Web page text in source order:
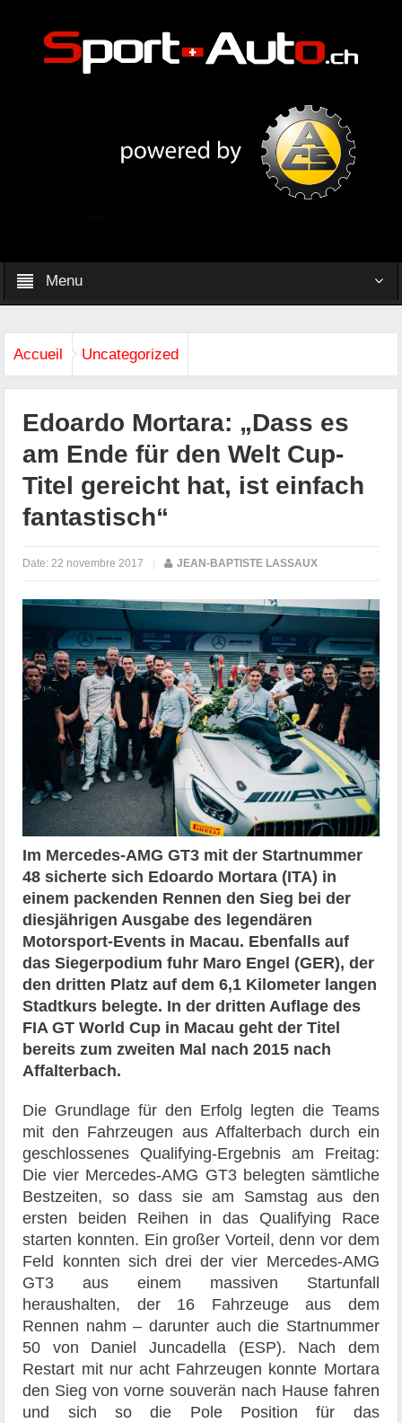
Menu
Accueil Uncategorized
Edoardo Mortara: „Dass es
am Ende für den Welt Cup-
Titel gereicht hat, ist einfach
fantastisch“
Date: 22 novembre 2017 | JEAN-BAPTISTE LASSAUX
Im Mercedes-AMG GT3 mit der Startnummer
48 sicherte sich Edoardo Mortara (ITA) in
einem packenden Rennen den Sieg bei der
diesjährigen Ausgabe des legendären
Motorsport-Events in Macau. Ebenfalls auf
das Siegerpodium fuhr Maro Engel (GER), der
den dritten Platz auf dem 6,1 Kilometer langen
Stadtkurs belegte. In der dritten Auflage des
FIA GT World Cup in Macau geht der Titel
bereits zum zweiten Mal nach 2015 nach
Affalterbach.
Die Grundlage für den Erfolg legten die Teams
mit den Fahrzeugen aus Affalterbach durch ein
geschlossenes Qualifying-Ergebnis am Freitag:
Die vier Mercedes-AMG GT3 belegten sämtliche
Bestzeiten, so dass sie am Samstag aus den
ersten beiden Reihen in das Qualifying Race
starten konnten. Ein großer Vorteil, denn vor dem
Feld konnten sich drei der vier Mercedes-AMG
GT3 aus einem massiven Startunfall
heraushalten, der 16 Fahrzeuge aus dem
Rennen nahm – darunter auch die Startnummer
50 von Daniel Juncadella (ESP). Nach dem
Restart mit nur acht Fahrzeugen konnte Mortara
den Sieg von vorne souverän nach Hause fahren
und sich so die Pole Position für das